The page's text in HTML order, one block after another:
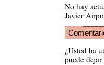
No hay
Javier
¿Usted ha
puede